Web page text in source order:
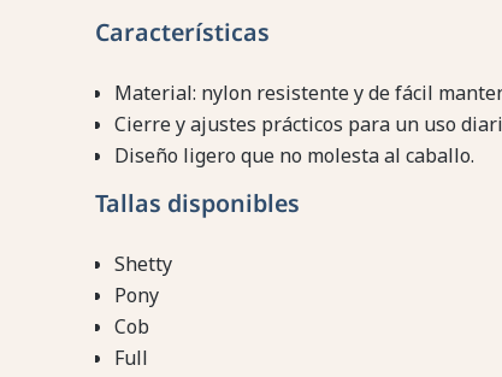
Características
Material: nylon resistente y de fácil
Cierre y ajustes prácticos para un uso
Diseño ligero que no molesta al caballo.
Tallas disponibles
Shetty
Pony
Cob
Full